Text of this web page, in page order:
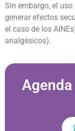
Sin embargo, el
generar efectos
el caso de los
analgésicos).